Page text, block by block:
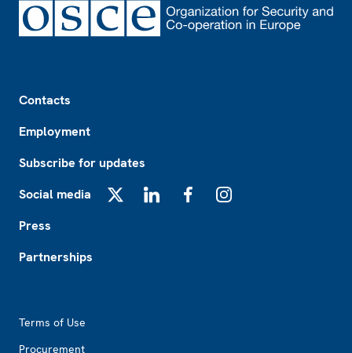
Contacts
Employment
Subscribe for updates
Social media
Press
Partnerships
Terms of Use
Procurement